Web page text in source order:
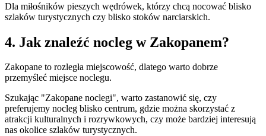
Dla miłośników pieszych wędrówek, którzy chcą nocować blisko
szlaków turystycznych czy blisko stoków narciarskich.
4. Jak znaleźć nocleg w Zakopanem?
Zakopane to rozległa miejscowość, dlatego warto dobrze
przemyśleć miejsce noclegu.
Szukając "Zakopane noclegi", warto zastanowić się, czy
preferujemy nocleg blisko centrum, gdzie można skorzystać z
atrakcji kulturalnych i rozrywkowych, czy może bardziej interesują
nas okolice szlaków turystycznych.